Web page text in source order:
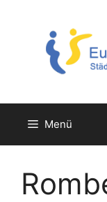
springen
Menü